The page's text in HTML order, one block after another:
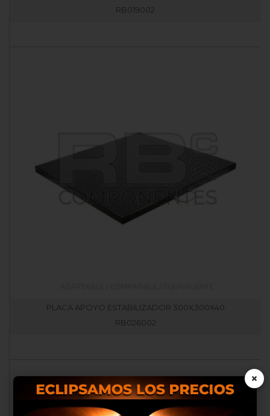
RB019002
PLACA APOYO ESTABILIZADOR 300X300X40
RB026002
×